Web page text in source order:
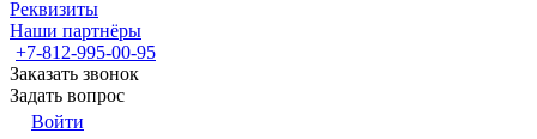
Реквизиты
Наши партнёры
+7-812-995-00-95
Заказать звонок
Задать вопрос
Войти